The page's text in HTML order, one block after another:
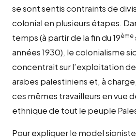
se sont sentis contraints de
colonial en plusieurs étapes.
temps (à partir de la fin du 19ème
années 1930), le colonialisme
concentrait sur l’exploitation
arabes palestiniens et, à
ces mêmes travailleurs en vue
ethnique de tout le peuple
Pour expliquer le model